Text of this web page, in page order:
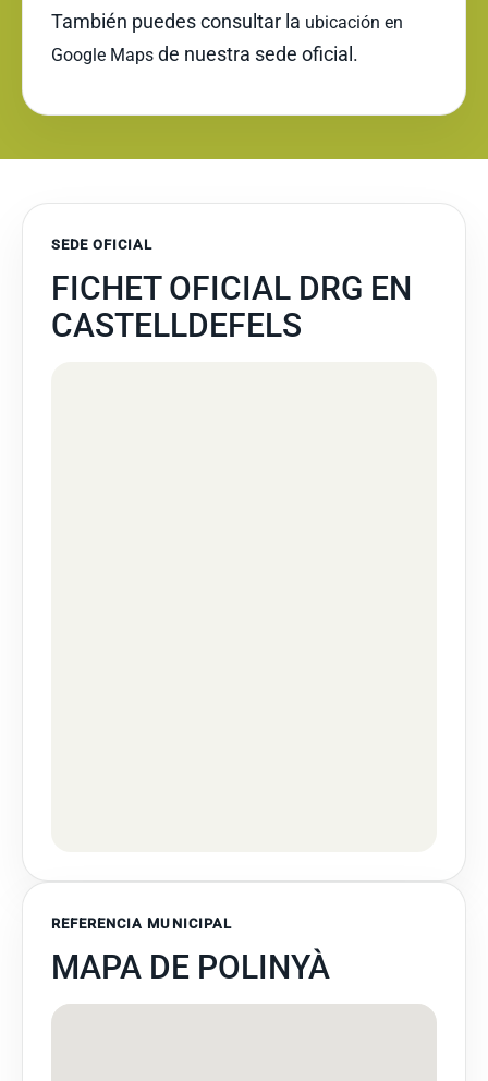
También puedes consultar la ubicación en
Google Maps de nuestra sede oficial.
SEDE OFICIAL
FICHET OFICIAL DRG EN
CASTELLDEFELS
REFERENCIA MUNICIPAL
MAPA DE POLINYÀ